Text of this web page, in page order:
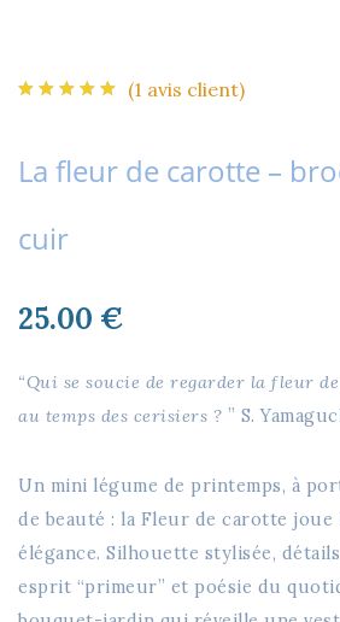
(1 avis client)
La fleur de carotte –
cuir
25.00 €
“Qui se soucie de regarder la fleur
au temps des cerisiers ? ” S.
Un mini légume de printemps, à
de beauté : la Fleur de carotte joue
élégance. Silhouette stylisée,
esprit “primeur” et poésie du